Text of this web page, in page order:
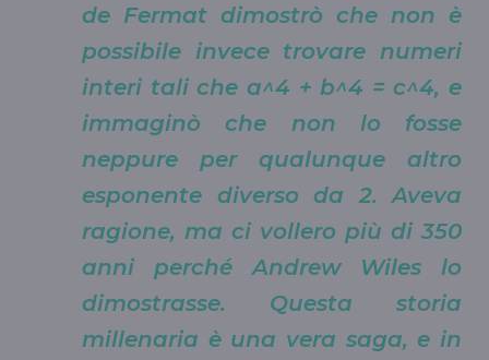
de Fermat dimostrò che non è
possibile invece trovare numeri
interi tali che a^4 + b^4 = c^4, e
immaginò che non lo fosse
neppure per qualunque altro
esponente diverso da 2. Aveva
ragione, ma ci vollero più di 350
anni perché Andrew Wiles lo
dimostrasse. Questa storia
millenaria è una vera saga, e in